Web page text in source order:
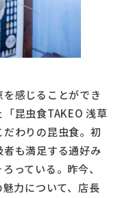
感じることができ
昆虫食TAKEO 浅草
わりの昆虫食。初
も満足する通好み
っている。昨今、
力について、店長